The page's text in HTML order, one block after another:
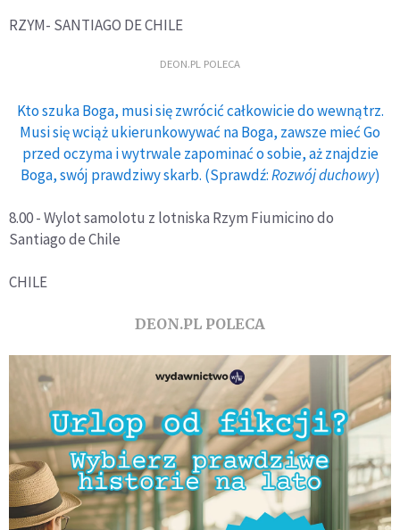
RZYM- SANTIAGO DE CHILE
DEON.PL POLECA
Kto szuka Boga, musi się zwrócić całkowicie do wewnątrz.
Musi się wciąż ukierunkowywać na Boga, zawsze mieć Go
przed oczyma i wytrwale zapominać o sobie, aż znajdzie
Boga, swój prawdziwy skarb. (Sprawdź:Rozwój duchowy)
8.00 - Wylot samolotu z lotniska Rzym Fiumicino do
Santiago de Chile
CHILE
DEON.PL POLECA